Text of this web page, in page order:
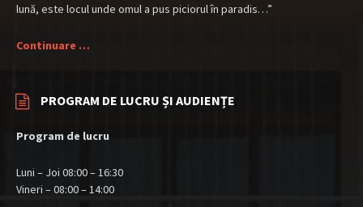
lună, este locul unde omul a pus piciorul în paradis…”
Continuare …
PROGRAM DE LUCRU ȘI AUDIENȚE
Program de lucru
Luni – Joi 08:00 – 16:30
Vineri – 08:00 – 14:00